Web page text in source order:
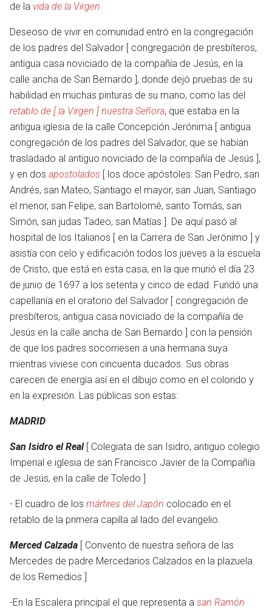
en
de la vida de la Virgen.
Deseoso de vivir en comunidad entró en la congregación
de los padres del Salvador [ congregación de presbíteros,
antigua casa noviciado de la compañía de Jesús, en la
calle ancha de San Bernardo ], donde dejó pruebas de su
habilidad en muchas pinturas de su mano, como las del
retablo de [ la Virgen ] nuestra Señora, que estaba en la
antigua iglesia de la calle Concepción Jerónima [ antigua
congregación de los padres del Salvador, que se habían
trasladado al antiguo noviciado de la compañía de Jesús ],
y en dos apostolados [ los doce apóstoles: San Pedro, san
Andrés, san Mateo, Santiago el mayor, san Juan, Santiago
el menor, san Felipe, san Bartolomé, santo Tomás, san
Simón, san judas Tadeo, san Matías ]. De aquí pasó al
hospital de los Italianos [ en la Carrera de San Jerónimo ] y
asistía con celo y edificación todos los jueves a la escuela
de Cristo, que está en esta casa, en la que murió el día 23
de junio de 1697 a los setenta y cinco de edad. Fundó una
capellanía en el oratorio del Salvador [ congregación de
presbíteros, antigua casa noviciado de la compañía de
Jesús en la calle ancha de San Bernardo ] con la pensión
de que los padres socorriesen a una hermana suya
mientras viviese con cincuenta ducados. Sus obras
carecen de energía así en el dibujo como en el colorido y
en la expresión. Las públicas son estas:
MADRID
San Isidro el Real[ Colegiata de san Isidro, antiguo colegio
Imperial e iglesia de san Francisco Javier de la Compañía
de Jesús, en la calle de Toledo ]
- El cuadro de los mártires del Japón colocado en el
retablo de la primera capilla al lado del evangelio.
Merced Calzada [ Convento de nuestra señora de las
Mercedes de padre Mercedarios Calzados en la plazuela
de los Remedios ]
-En la Escalera principal el que representa a san Ramón